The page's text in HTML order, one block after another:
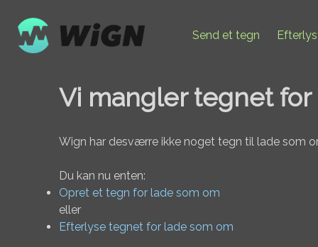
Send et tegn
Vi mangler tegnet
Wign har desværre ikke noget tegn til lade som
Du kan nu enten:
Opret et tegn for lade som om
eller
Efterlyse tegnet for lade som om